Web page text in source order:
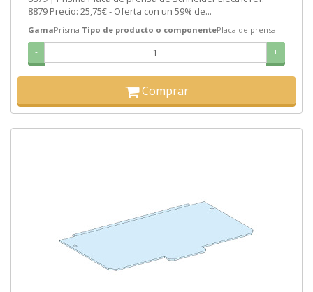
8879 Precio: 25,75€ - Oferta con un 59% de...
GamaPrisma Tipo de producto o componentePlaca de prensa
- +
Comprar